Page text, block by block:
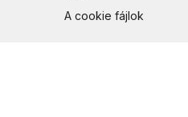
A cookie fájlok